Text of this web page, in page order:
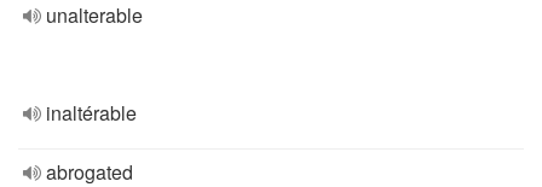
unalterable
inaltérable
abrogated